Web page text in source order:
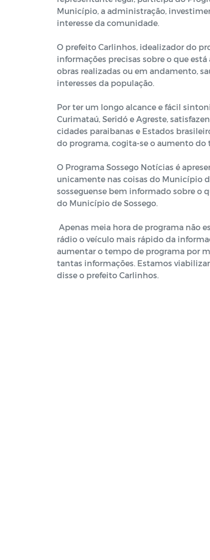
Município, a administração,
interesse da comunidade.
O prefeito Carlinhos, idealizador do
informações precisas sobre o que
obras realizadas ou em andamento,
interesses da população.
Por ter um longo alcance e fácil
Curimataú, Seridó e Agreste,
cidades paraibanas e Estados
do programa, cogita-se o aumento do
O Programa Sossego Notícias é
unicamente nas coisas do Município
sosseguense bem informado sobre o
do Município de Sossego.
Apenas meia hora de programa não
rádio o veículo mais rápido da
aumentar o tempo de programa por
tantas informações. Estamos
disse o prefeito Carlinhos.